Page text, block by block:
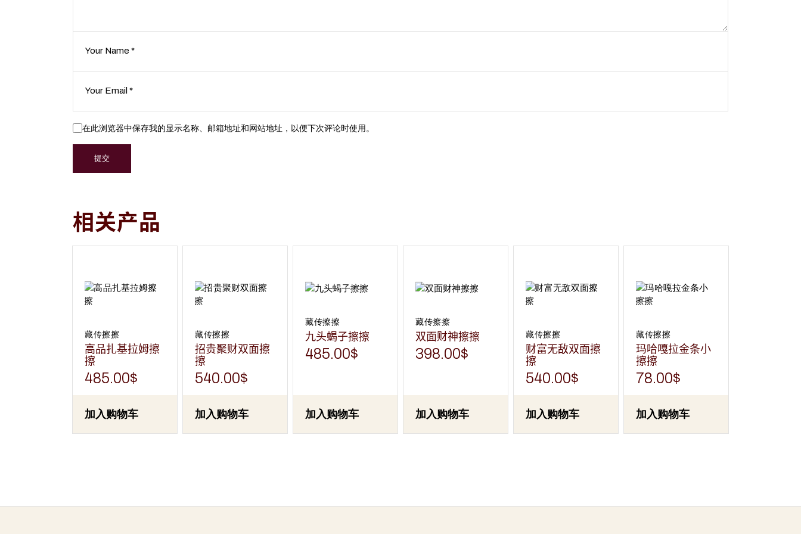
在此浏览器中保存我的显示名称、邮箱地址和网站地址，以便下次评论时使用。
提交
相关产品
藏传擦擦
高品扎基拉姆擦
擦
485.00$
加入购物车
藏传擦擦
招贵聚财双面擦
擦
540.00$
加入购物车
藏传擦擦
九头蝎子擦擦
485.00$
加入购物车
藏传擦擦
双面财神擦擦
398.00$
加入购物车
藏传擦擦
财富无敌双面擦
擦
540.00$
加入购物车
藏传擦擦
玛哈嘎拉金条小
擦擦
78.00$
加入购物车